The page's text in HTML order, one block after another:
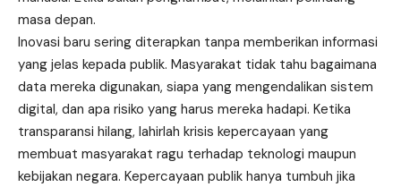
masa depan.
Inovasi baru sering diterapkan tanpa memberikan informasi
yang jelas kepada publik. Masyarakat tidak tahu bagaimana
data mereka digunakan, siapa yang mengendalikan sistem
digital, dan apa risiko yang harus mereka hadapi. Ketika
transparansi hilang, lahirlah krisis kepercayaan yang
membuat masyarakat ragu terhadap teknologi maupun
kebijakan negara. Kepercayaan publik hanya tumbuh jika